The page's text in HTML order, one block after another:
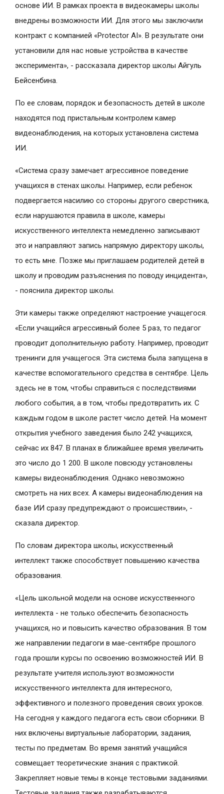
основе ИИ. В рамках проекта в видеокамеры школы
внедрены возможности ИИ. Для этого мы заключили
контракт с компанией «Protector AI». В результате они
установили для нас новые устройства в качестве
эксперимента», - рассказала директор школы Айгуль
Бейсенбина.
По ее словам, порядок и безопасность детей в школе
находятся под пристальным контролем камер
видеонаблюдения, на которых установлена система
ИИ.
«Система сразу замечает агрессивное поведение
учащихся в стенах школы. Например, если ребенок
подвергается насилию со стороны другого сверстника,
если нарушаются правила в школе, камеры
искусственного интеллекта немедленно записывают
это и направляют запись напрямую директору школы,
то есть мне. Позже мы приглашаем родителей детей в
школу и проводим разъяснения по поводу инцидента»,
- пояснила директор школы.
Эти камеры также определяют настроение учащегося.
«Если учащийся агрессивный более 5 раз, то педагог
проводит дополнительную работу. Например, проводит
тренинги для учащегося. Эта система была запущена в
качестве вспомогательного средства в сентябре. Цель
здесь не в том, чтобы справиться с последствиями
любого события, а в том, чтобы предотвратить их. С
каждым годом в школе растет число детей. На момент
открытия учебного заведения было 242 учащихся,
сейчас их 847. В планах в ближайшее время увеличить
это число до 1 200. В школе повсюду установлены
камеры видеонаблюдения. Однако невозможно
смотреть на них всех. А камеры видеонаблюдения на
базе ИИ сразу предупреждают о происшествии», -
сказала директор.
По словам директора школы, искусственный
интеллект также способствует повышению качества
образования.
«Цель школьной модели на основе искусственного
интеллекта - не только обеспечить безопасность
учащихся, но и повысить качество образования. В том
же направлении педагоги в мае-сентябре прошлого
года прошли курсы по освоению возможностей ИИ. В
результате учителя используют возможности
искусственного интеллекта для интересного,
эффективного и полезного проведения своих уроков.
На сегодня у каждого педагога есть свои сборники. В
них включены виртуальные лаборатории, задания,
тесты по предметам. Во время занятий учащийся
совмещает теоретические знания с практикой.
Закрепляет новые темы в конце тестовыми заданиями.